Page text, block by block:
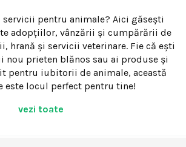
servicii pentru animale? Aici găsești
adopțiilor, vânzării și cumpărării de
hrană și servicii veterinare. Fie că ești
nou prieten blănos sau ai produse și
pentru iubitorii de animale, această
este locul perfect pentru tine!
vezi toate